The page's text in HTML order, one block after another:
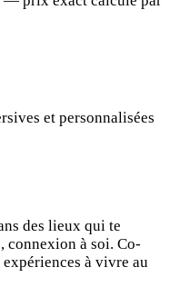
et personnalisées
des lieux qui te
connexion à soi. Co-
à vivre au